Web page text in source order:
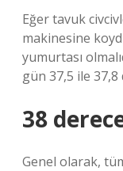
Eğer tavuk
makinesine
yumurtası
gün 37,5 ile 37,8
38
Genel olarak,